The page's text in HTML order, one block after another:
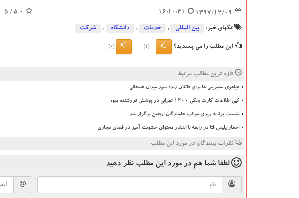
1397/12/09
16:10:41
5.0
/ 5
تگهای خبر: بین المللی , خدمات , دانشگاه‌ , شركت
این مطلب را می پسندید؟ (1)
(0)
تازه ترین مطالب مرتبط
هیاهوی سلبریتی ها برای قاتلان زنده سوز میدان علیخانی
کپی اطلاعات کارت بانکی ۱۲۰۰ تهرانی در پوشش فروشنده میوه
نشست برنامه ریزی موکب جاماندگان اربعین برگزار شد
اخطار پلیس فتا در رابطه با انتشار محتوای خشونت آمیز در فضای مجازی
نظرات بینندگان در مورد این مطلب
لطفا شما هم در مورد این مطلب نظر دهید